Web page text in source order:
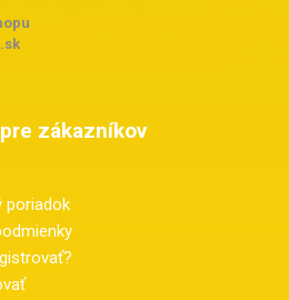
:
zákazníkov
poriadok